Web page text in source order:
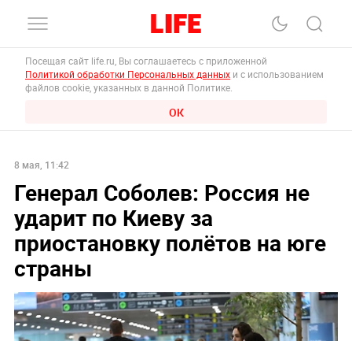
Посещая сайт life.ru, Вы соглашаетесь с приложенной
Политикой обработки Персональных данных и с использованием
файлов cookie, указанных в данной Политике.
ОК
8 мая, 11:42
Генерал Соболев: Россия не
ударит по Киеву за
приостановку полётов на юге
страны